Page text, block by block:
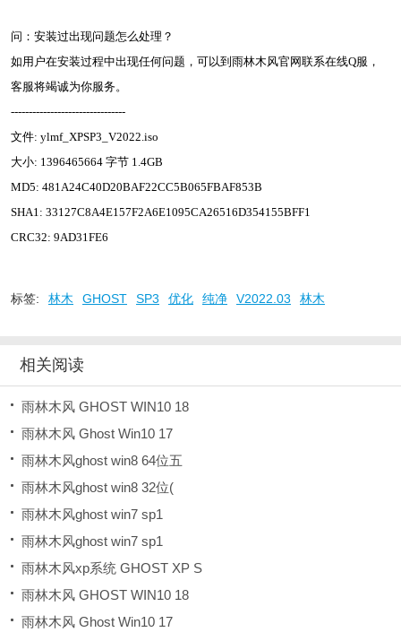
问：安装过出现问题怎么处理？
如用户在安装过程中出现任何问题，可以到雨林木风官网联系在线Q服，
客服将竭诚为你服务。
--------------------------------
文件: ylmf_XPSP3_V2022.iso
大小: 1396465664 字节 1.4GB
MD5: 481A24C40D20BAF22CC5B065FBAF853B
SHA1: 33127C8A4E157F2A6E1095CA26516D354155BFF1
CRC32: 9AD31FE6
标签: 林木 GHOST SP3 优化 纯净 V2022.03 林木
相关阅读
雨林木风 GHOST WIN10 18
雨林木风 Ghost Win10 17
雨林木风ghost win8 64位五
雨林木风ghost win8 32位(
雨林木风ghost win7 sp1
雨林木风ghost win7 sp1
雨林木风xp系统 GHOST XP S
雨林木风 GHOST WIN10 18
雨林木风 Ghost Win10 17